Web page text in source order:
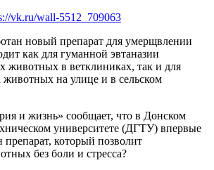
vk.ru/wall-5512_709063
новый препарат для умерщвлении
как для гуманной эвтаназии
животных в ветклиниках, так и для
животных на улице и в сельском
и жизнь» сообщает, что в Донском
университете (ДГТУ) впервые
препарат, который позволит
без боли и стресса?